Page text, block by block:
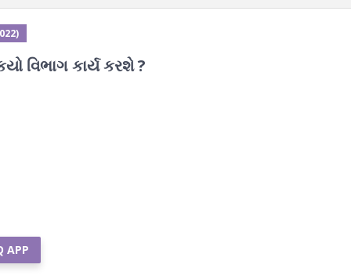
વિભાગ કાર્ય કરશે ?
APP